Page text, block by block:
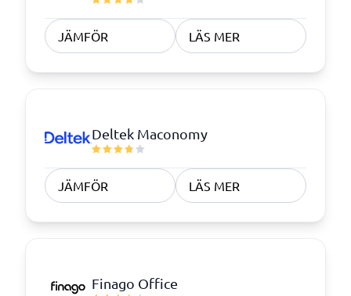
JÄMFÖR LÄS MER
Deltek Maconomy
JÄMFÖR LÄS MER
Finago Office